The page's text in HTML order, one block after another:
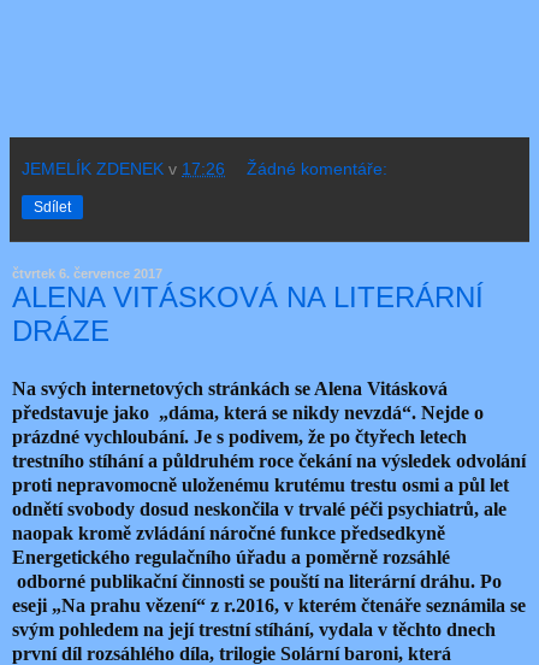
JEMELÍK ZDENEK v 17:26 Žádné komentáře:
Sdílet
čtvrtek 6. července 2017
ALENA VITÁSKOVÁ NA LITERÁRNÍ
DRÁZE
Na svých internetových stránkách se Alena Vitásková
představuje jako „dáma, která se nikdy nevzdá“. Nejde o
prázdné vychloubání. Je s podivem, že po čtyřech letech
trestního stíhání a půldruhém roce čekání na výsledek odvolání
proti nepravomocně uloženému krutému trestu osmi a půl let
odnětí svobody dosud neskončila v trvalé péči psychiatrů, ale
naopak kromě zvládání náročné funkce předsedkyně
Energetického regulačního úřadu a poměrně rozsáhlé
odborné publikační činnosti se pouští na literární dráhu. Po
eseji „Na prahu vězení“ z r.2016, v kterém čtenáře seznámila se
svým pohledem na její trestní stíhání, vydala v těchto dnech
první díl rozsáhlého díla, trilogie Solární baroni, která